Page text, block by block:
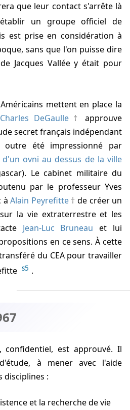
que leur contact s'arrête là
un groupe officiel de
est prise en considération à
sans que l'on puisse dire
Jacques Vallée y était pour
mettent en place la
Charles DeGaulle
approuve
secret français indépendant
été impressionné par
ovni au dessus de la ville
Le cabinet militaire du
par le professeur Yves
à Alain Peyrefitte
de créer un
la vie extraterrestre et les
Jean-Luc Bruneau et lui
en ce sens. À cette
du CEA pour travailler
s5 .
à mener avec l'aide
disciplines :
et la recherche de vie